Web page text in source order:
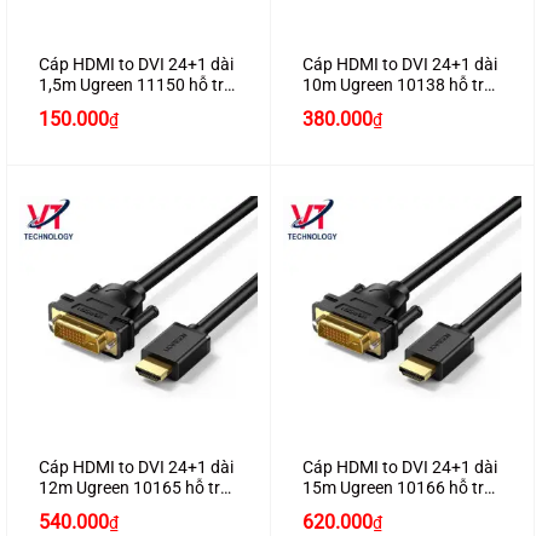
Cáp HDMI to DVI 24+1 dài
1,5m Ugreen 11150 hỗ trợ
150.000₫
Cáp HDMI to DVI 24+1 dài
10m Ugreen 10138 hỗ trợ
380.000₫
Cáp HDMI to DVI 24+1 dài
12m Ugreen 10165 hỗ trợ
Full HD1080P
540.000₫
Cáp HDMI to DVI 24+1 dài
15m Ugreen 10166 hỗ trợ
Full HD1080P
620.000₫